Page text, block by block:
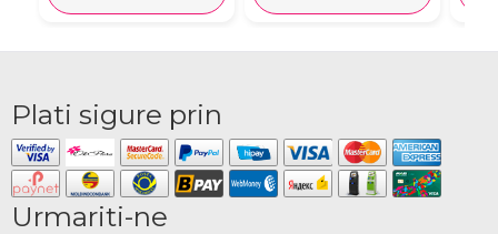
Plati sigure prin
Urmariti-ne